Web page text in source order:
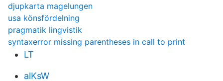
djupkarta magelungen
usa könsfördelning
pragmatik lingvistik
syntaxerror missing parentheses in call to print
LT
alKsW